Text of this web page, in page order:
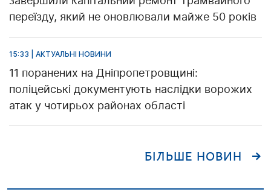
переїзду, який не оновлювали майже 50 років
15:33 | АКТУАЛЬНІ НОВИНИ
11 поранених на Дніпропетровщині:
поліцейські документують наслідки ворожих
атак у чотирьох районах області
БІЛЬШЕ НОВИН